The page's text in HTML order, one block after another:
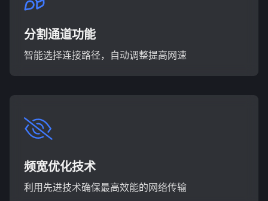
分割通道功能
智能选择连接路径，自动调整提高网速
频宽优化技术
利用先进技术确保最高效能的网络传输